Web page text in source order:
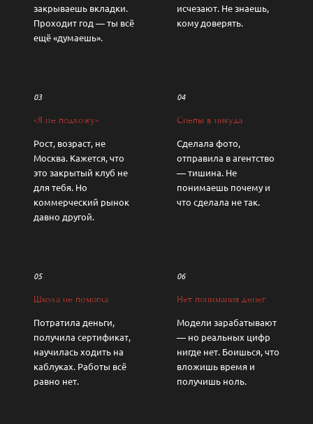
закрываешь вкладки.
Проходит год — ты всё
ещё «думаешь».
исчезают. Не знаешь,
кому доверять.
03
«Я не подхожу»
Рост, возраст, не
Москва. Кажется, что
это закрытый клуб не
для тебя. Но
коммерческий рынок
давно другой.
04
Снепы в никуда
Сделала фото,
отправила в агентство
— тишина. Не
понимаешь почему и
что сделала не так.
05
Школа не помогла
Потратила деньги,
получила сертификат,
научилась ходить на
каблуках. Работы всё
равно нет.
06
Нет понимания денег
Модели зарабатывают
— но реальных цифр
нигде нет. Боишься, что
вложишь время и
получишь ноль.